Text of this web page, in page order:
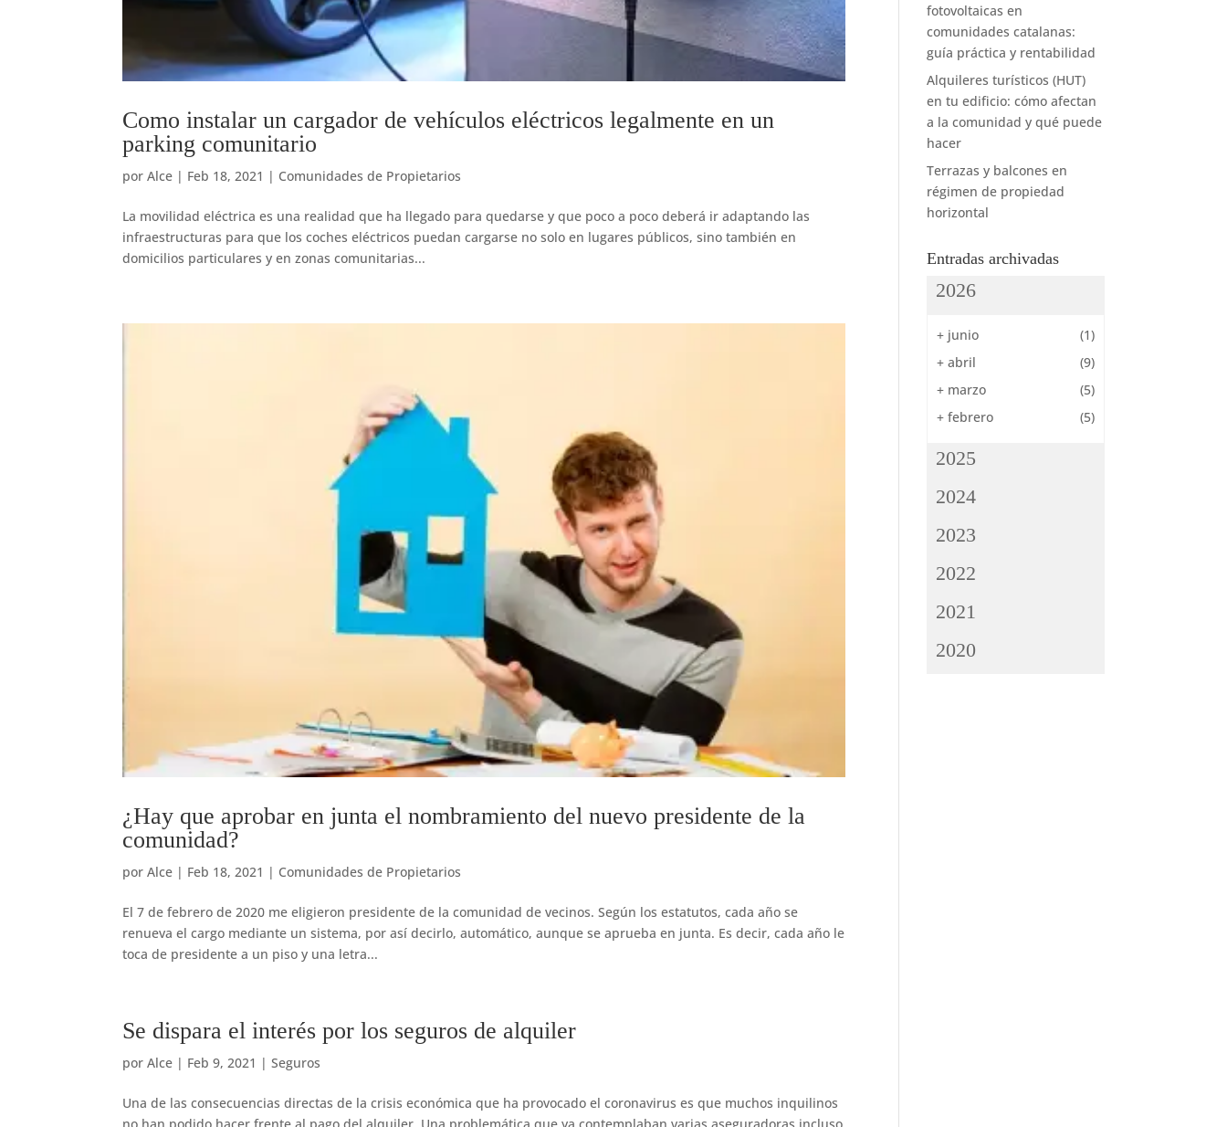
Como instalar un cargador de vehículos eléctricos legalmente en un
parking comunitario
porAlce | Feb 18, 2021 | Comunidades de Propietarios
La movilidad eléctrica es una realidad que ha llegado para quedarse y que poco a poco deberá ir adaptando las
infraestructuras para que los coches eléctricos puedan cargarse no solo en lugares públicos, sino también en
domicilios particulares y en zonas comunitarias...
¿Hay que aprobar en junta el nombramiento del nuevo presidente de la
comunidad?
porAlce | Feb 18, 2021 | Comunidades de Propietarios
El 7 de febrero de 2020 me eligieron presidente de la comunidad de vecinos. Según los estatutos, cada año se
renueva el cargo mediante un sistema, por así decirlo, automático, aunque se aprueba en junta. Es decir, cada año le
toca de presidente a un piso y una letra...
Se dispara el interés por los seguros de alquiler
porAlce | Feb 9, 2021 |Seguros
Una de las consecuencias directas de la crisis económica que ha provocado el coronavirus es que muchos inquilinos
no han podido hacer frente al pago del alquiler. Una problemática que ya contemplaban varias aseguradoras incluso
fotovoltaicas en
comunidades catalanas:
guía práctica y rentabilidad
Alquileres turísticos (HUT)
en tu edificio: cómo afectan
a la comunidad y qué puede
hacer
Terrazas y balcones en
régimen de propiedad
horizontal
Entradas archivadas
2026
+ junio
(1)
+abril
(9)
+ marzo
(5)
+febrero (5)
2025
2024
2023
2022
2021
2020